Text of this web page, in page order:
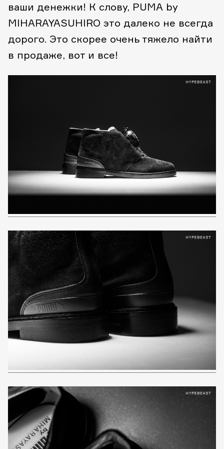
ваши денежки! К слову, PUMA by
MIHARAYASUHIRO это далеко не всегда
дорого. Это скорее очень тяжело найти
в продаже, вот и все!